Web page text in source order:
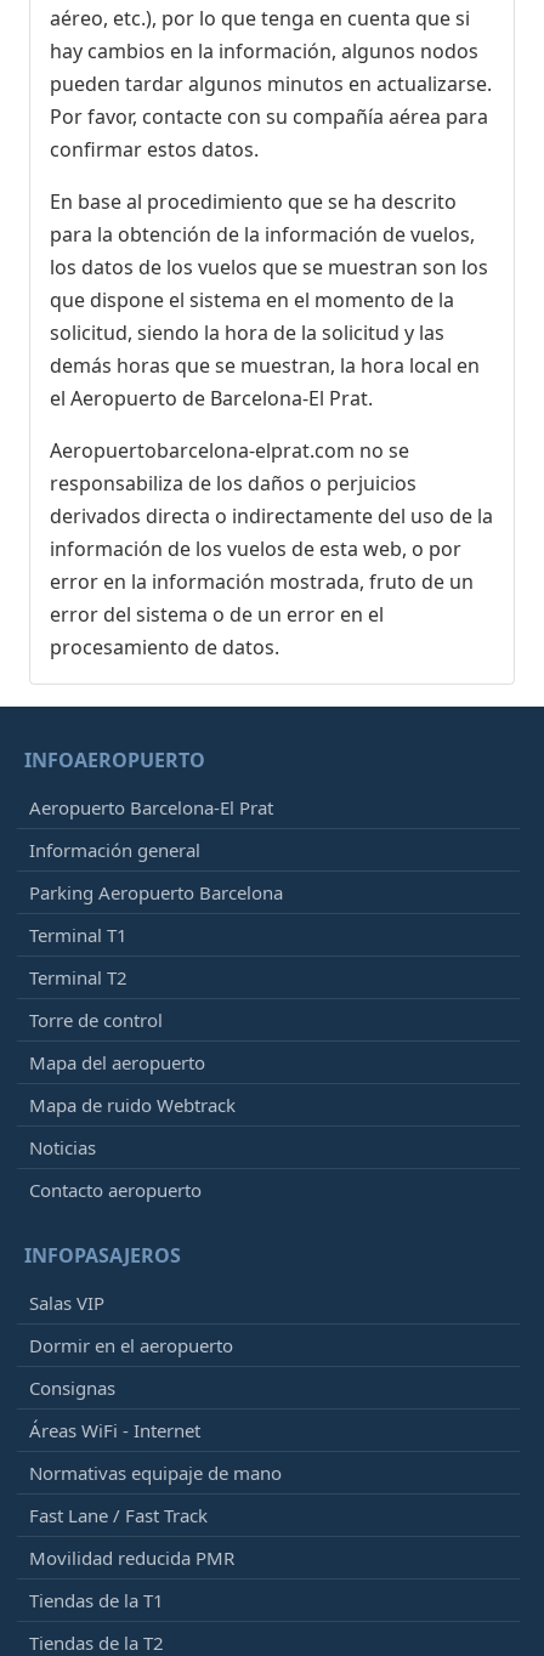
aéreo, etc.), por lo que tenga en cuenta que si
hay cambios en la información, algunos nodos
pueden tardar algunos minutos en actualizarse.
Por favor, contacte con su compañía aérea para
confirmar estos datos.
En base al procedimiento que se ha descrito
para la obtención de la información de vuelos,
los datos de los vuelos que se muestran son los
que dispone el sistema en el momento de la
solicitud, siendo la hora de la solicitud y las
demás horas que se muestran, la hora local en
el Aeropuerto de Barcelona-El Prat.
Aeropuertobarcelona-elprat.com no se
responsabiliza de los daños o perjuicios
derivados directa o indirectamente del uso de la
información de los vuelos de esta web, o por
error en la información mostrada, fruto de un
error del sistema o de un error en el
procesamiento de datos.
INFOAEROPUERTO
Aeropuerto Barcelona-El Prat
Información general
Parking Aeropuerto Barcelona
Terminal T1
Terminal T2
Torre de control
Mapa del aeropuerto
Mapa de ruido Webtrack
Noticias
Contacto aeropuerto
INFOPASAJEROS
Salas VIP
Dormir en el aeropuerto
Consignas
Áreas WiFi - Internet
Normativas equipaje de mano
Fast Lane / Fast Track
Movilidad reducida PMR
Tiendas de la T1
Tiendas de la T2